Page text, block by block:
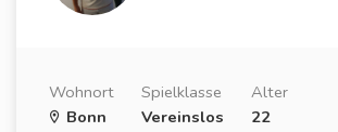
Wohnort
Bonn
Spielklasse
Vereinslos
Alter
22